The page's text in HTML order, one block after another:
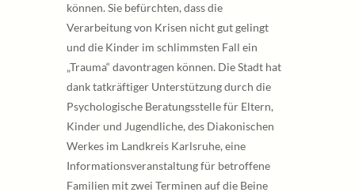
können. Sie befürchten, dass die
Verarbeitung von Krisen nicht gut gelingt
und die Kinder im schlimmsten Fall ein
„Trauma“ davontragen können. Die Stadt hat
dank tatkräftiger Unterstützung durch die
Psychologische Beratungsstelle für Eltern,
Kinder und Jugendliche, des Diakonischen
Werkes im Landkreis Karlsruhe, eine
Informationsveranstaltung für betroffene
Familien mit zwei Terminen auf die Beine